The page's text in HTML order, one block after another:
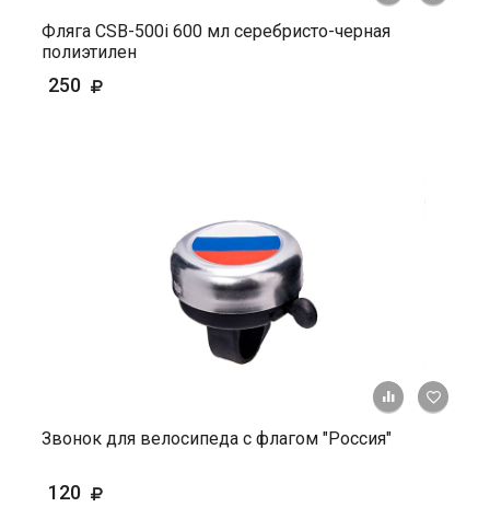
Фляга СSВ-500i 600 мл серебристо-черная
полиэтилен
250
+ К
Звонок для велосипеда с флагом "Россия"
120